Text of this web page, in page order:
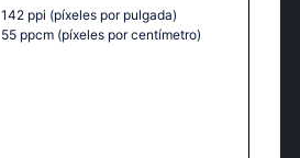
142 ppi (píxeles por pulgada)
55 ppcm (píxeles por centímetro)